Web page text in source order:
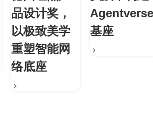
品设计奖，
以极致美学
重塑智能网
络底座
Agentverse
基座